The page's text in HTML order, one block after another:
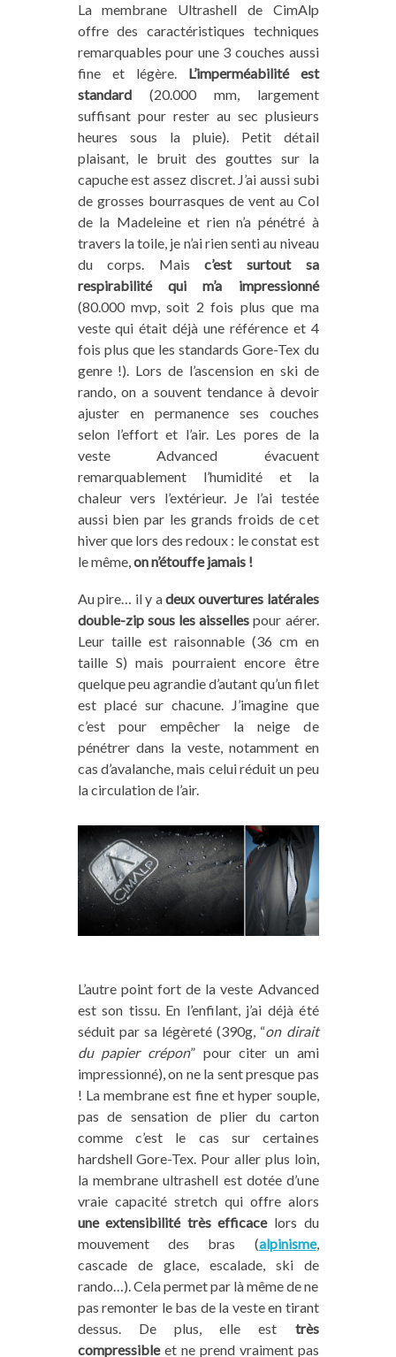
La membrane Ultrashell de CimAlp
offre des caractéristiques techniques
remarquables pour une 3 couches aussi
fine et légère. L’imperméabilité est
standard(20.000 mm, largement
suffisant pour rester au sec plusieurs
heures sous la pluie). Petit détail
plaisant, le bruit des gouttes sur la
capuche est assez discret. J’ai aussi subi
de grosses bourrasques de vent au Col
de la Madeleine et rien n’a pénétré à
travers la toile, je n’ai rien senti au niveau
du corps. Maisc’est surtout sa
respirabilité qui m’a impressionné
(80.000 mvp, soit 2 fois plus que ma
veste qui était déjà une référence et 4
fois plus que les standards Gore-Tex du
genre !). Lors de l’ascension en ski de
rando, on a souvent tendance à devoir
ajuster en permanence ses couches
selon l’effort et l’air. Les pores de la
veste Advanced évacuent
remarquablement l’humidité et la
chaleur vers l’extérieur. Je l’ai testée
aussi bien par les grands froids de cet
hiver que lors des redoux : le constat est
le même, on n’étouffe jamais !
Au pire… il y adeux ouvertures latérales
double-zip sous les aisselles pour aérer.
Leur taille est raisonnable (36 cm en
taille S) mais pourraient encore être
quelque peu agrandie d’autant qu’un filet
est placé sur chacune. J’imagine que
c’est pour empêcher la neige de
pénétrer dans la veste, notamment en
cas d’avalanche, mais celui réduit un peu
la circulation de l’air.
L’autre point fort de la veste Advanced
est son tissu. En l’enfilant, j’ai déjà été
séduit par sa légèreté (390g, “on dirait
du papier crépon” pour citer un ami
impressionné), on ne la sent presque pas
! La membrane est fine et hyper souple,
pas de sensation de plier du carton
comme c’est le cas sur certaines
hardshell Gore-Tex. Pour aller plus loin,
la membrane ultrashell est dotée d’une
vraie capacité stretch qui offre alors
une extensibilité très efficacelors du
mouvement des bras (alpinisme,
cascade de glace, escalade, ski de
rando…). Cela permet par là même de ne
pas remonter le bas de la veste en tirant
dessus. De plus, elle est très
compressibleet ne prend vraiment pas